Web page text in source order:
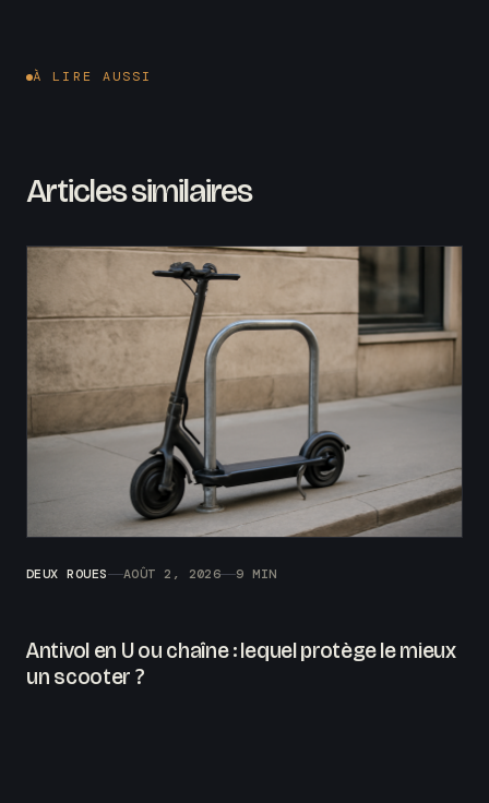
À LIRE AUSSI
Articles similaires
DEUX ROUES AOÛT 2, 2026 9 MIN
Antivol en U ou chaîne : lequel protège le mieux
un scooter ?